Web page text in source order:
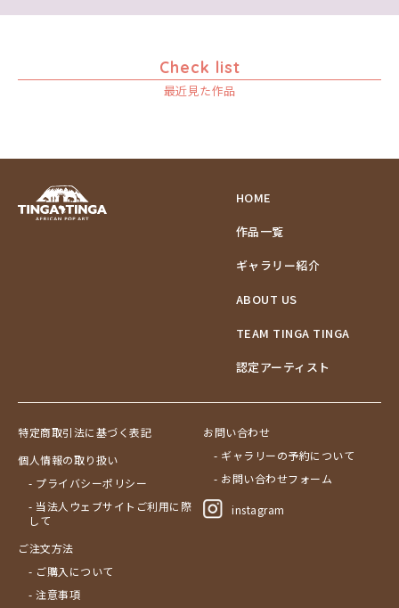
Check list
最近見た作品
HOME
作品一覧
ギャラリー紹介
ABOUT US
TEAM TINGA TINGA
認定アーティスト
特定商取引法に基づく表記
個人情報の取り扱い
- プライバシーポリシー
- 当法人ウェブサイトご利用に際
して
ご注文方法
- ご購入について
- 注意事項
お問い合わせ
- ギャラリーの予約について
- お問い合わせフォーム
instagram